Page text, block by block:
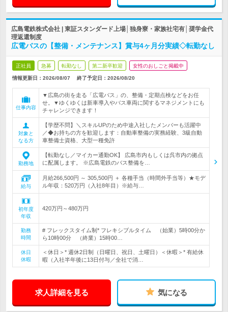
広島電鉄株式会社 | 東証スタンダード上場│独身寮・家族社宅有│奨学金代
理返還制度
広電バスの【整備・メンテナンス】賞与4ヶ月分実績◇転勤なし
正社員 急募 転勤なし 第二新卒歓迎 女性のおしごと掲載中
情報更新日：2026/08/07 終了予定日： 2026/08/20
仕事内容
▼広島の街を走る「広電バス」の、整備・定期点検などをお任
せ。▼ゆくゆくは新車導入やバス車両に関するマネジメントにも
チャレンジできます！
対象と
なる方
【学歴不問】＼スキルUPのため中途入社したメンバーも活躍中
／◆お持ちの方を歓迎します：自動車整備の実務経験、3級自動
車整備士資格、大型一種免許
勤務地
【転勤なし／マイカー通勤OK】 広島市内もしくは呉市内の拠点
に配属します。 ※広島電鉄のバス整備を…
給与
月給266,500円 ～ 305,500円 ＋ 各種手当（時間外手当等）★モデ
ル年収：520万円（入社8年目）※給与…
初年度
年収
420万円～480万円
勤務
時間
# フレックスタイム制* フレキシブルタイム （始業）5時00分か
ら10時00分 （終業）15時00…
休日
休暇
＜休日＞* 週休2日制（日曜日、祝日、土曜日）＜休暇＞* 有給休
暇（入社半年後に13日付与／全社で消…
求人詳細を見る 気になる